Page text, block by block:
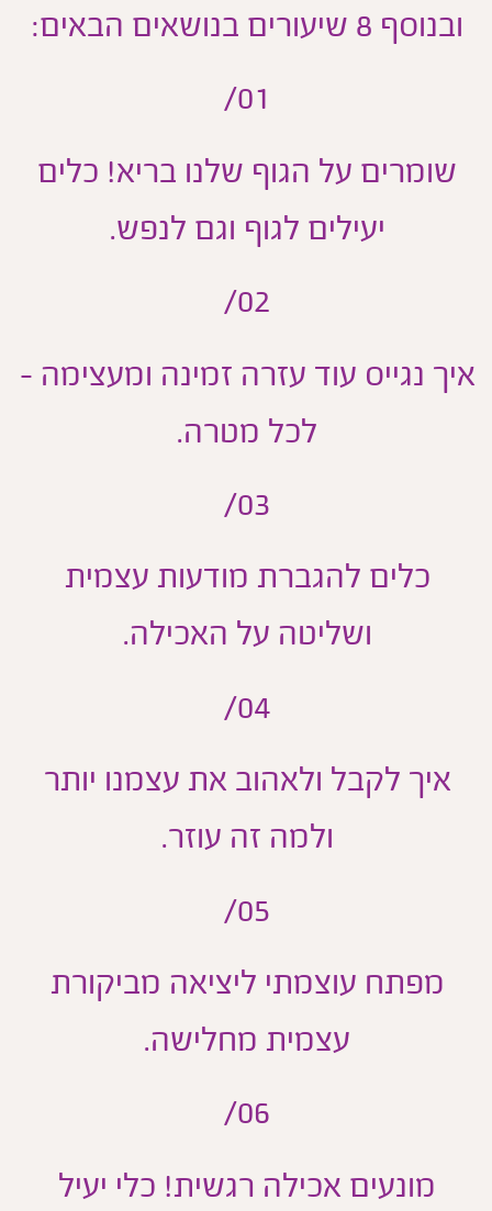
ובנוסף 8 שיעורים בנושאים הבאים:
01/
שומרים על הגוף שלנו בריא! כלים
יעילים לגוף וגם לנפש.
02/
נגייס עוד עזרה זמינה ומעצימה -
לכל מטרה.
03/
כלים להגברת מודעות עצמית
ושליטה על האכילה.
04/
איך לקבל ולאהוב את עצמנו יותר
ולמה זה עוזר.
05/
מפתח עוצמתי ליציאה מביקורת
עצמית מחלישה.
06/
מונעים אכילה רגשית! כלי יעיל